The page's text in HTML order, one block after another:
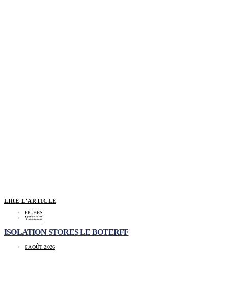
LIRE L'ARTICLE
FICHES
VEILLE
ISOLATION STORES LE BOTERFF
6 AOÛT 2026